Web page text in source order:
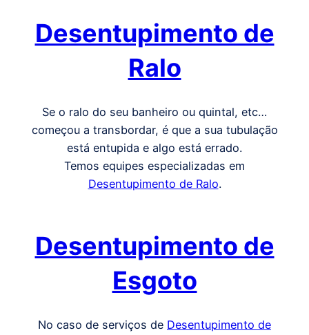
Desentupimento de
Ralo
Se o ralo do seu banheiro ou quintal, etc…
começou a transbordar, é que a sua tubulação
está entupida e algo está errado.
Temos equipes especializadas em
Desentupimento de Ralo.
Desentupimento de
Esgoto
No caso de serviços de Desentupimento de